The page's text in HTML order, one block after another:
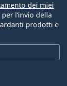
dei miei
l’invio della
prodotti e